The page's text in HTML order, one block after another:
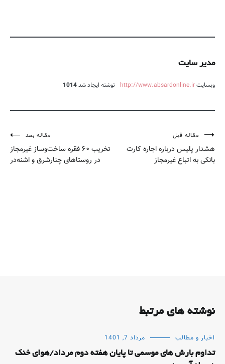
مدیر سایت
وبسایتhttp://www.absardonline.ir نوشته ایجاد شد1014
راهبری
نوشته
مقاله قبل
هشدار پلیس درباره اجاره کارت
بانکی به اتباع غیرمجاز
مقاله بعد
تخریب ۶۰ فقره ساخت‌وساز غیرمجاز
در روستاهای چنارشرق و اشنه‌در
نوشته های مرتبط
اخبار و مطالب مرداد 7, 1401
تداوم بارش های موسمی تا پایان هفته دوم مرداد/هوای خنک